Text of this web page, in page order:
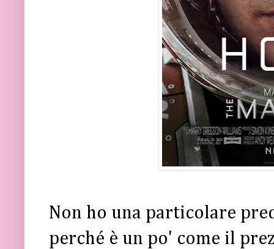
Non ho una particolare
perché è un po' come il